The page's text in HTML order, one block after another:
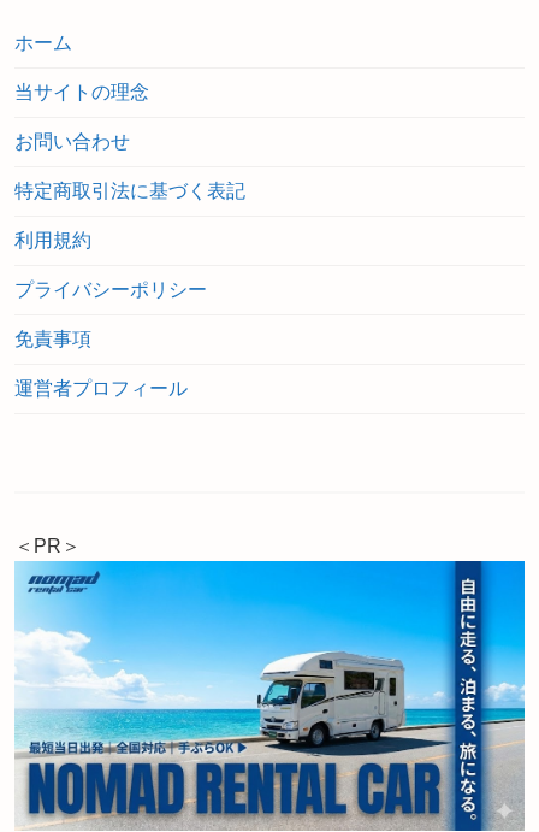
ホーム
当サイトの理念
お問い合わせ
特定商取引法に基づく表記
利用規約
プライバシーポリシー
免責事項
運営者プロフィール
＜PR＞